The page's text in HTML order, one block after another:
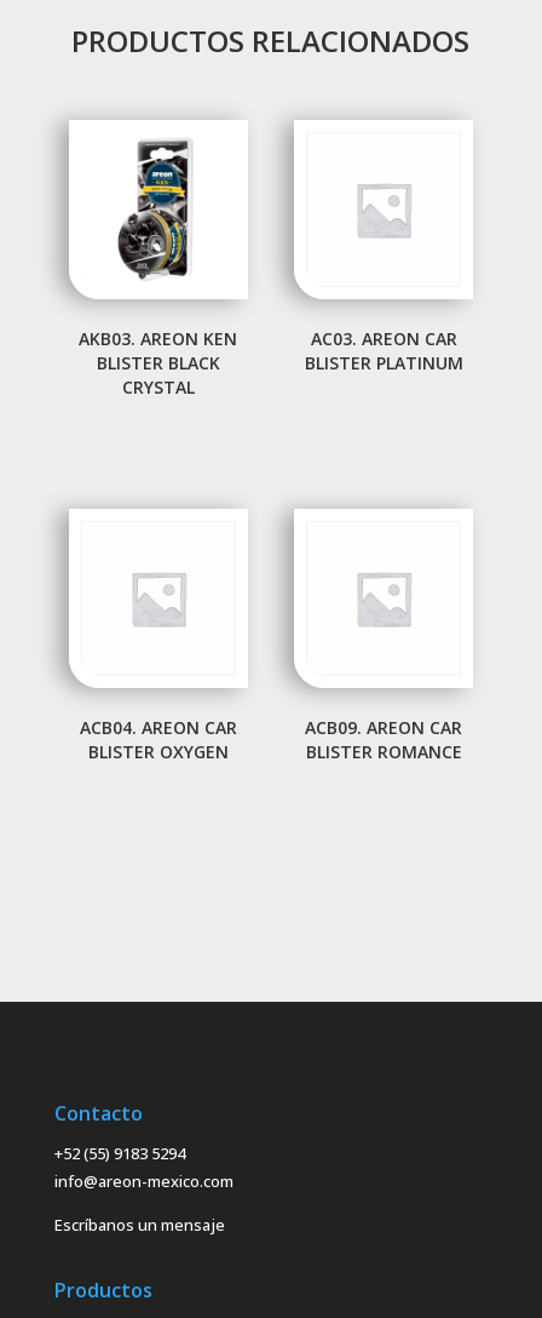
PRODUCTOS RELACIONADOS
AKB03. AREON KEN
BLISTER BLACK
CRYSTAL
AC03. AREON CAR
BLISTER PLATINUM
ACB04. AREON CAR
BLISTER OXYGEN
ACB09. AREON CAR
BLISTER ROMANCE
Contacto
+52 (55) 9183 5294
info@areon-mexico.com
Escríbanos un mensaje
Productos